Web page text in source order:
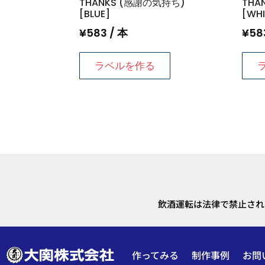
[BLUE]
¥583 / 本
ラベルを作る
¥
飲酒運転は法律で禁止さ
作ってみる 制作事例 お問